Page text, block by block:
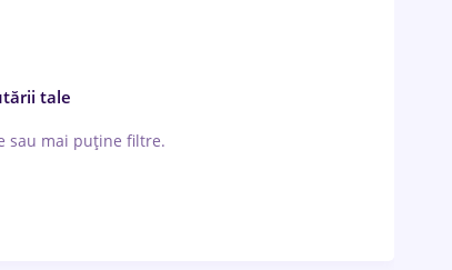
tale
sau mai puține filtre.